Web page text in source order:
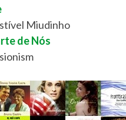
Miudinho
de Nós